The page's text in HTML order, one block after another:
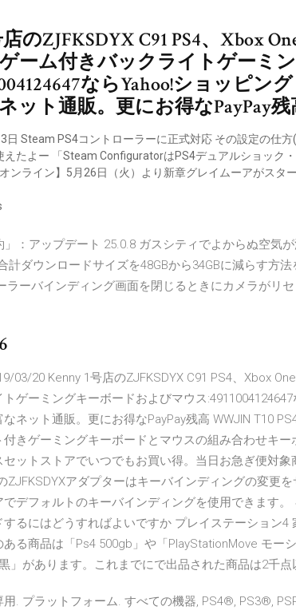
のZJFKSDYX C91 PS4、Xbox
ーム付きバックライトゲーミ
ならYahoo!ショッピン
ット通販。更にお得なPayPay残
日 Steam PS4コントローラーに正式対応 その設定の仕方
えたよー 「Steam ConfiguratorはPS4デュアルショック
ンライン】5月26日（火）より新章グレイムーアがスタ
」：アップデート 25.0.8 ガスシティでよからぬ空気
計ダウンロードサイズを48GBから34GBに減らす方
ラーバインディング画面を閉じるときにカメラがリ
03/20 Kenny 1号店のZJFKSDYX C91 PS4、Xbox
ゲーミングキーボードおよびマウス
ネット通販。更にお得なPayPay残高 WWJIN T10
きゲーミングキーボードとマウスの組み合わせキ
ットストアでいつでもお買い得。当日お急ぎ便対象
ZJFKSDYXアダプターはキーバインディングの変更
でデフォルトのキーバインディングを使用できます
するにはどうすればよいですか プレイステーション
ある商品は「Ps4 500gb」や「PlayStationMove モー
」があります。これまでにで出品された商品は2千点
用. プラットフォーム. すべての機器, PS4®, PS3®,